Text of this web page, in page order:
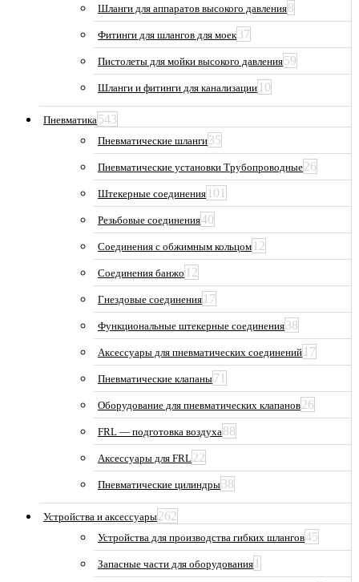
Шланги для аппаратов высокого давления8
Фитинги для шлангов для моек37
Пистолеты для мойки высокого давления59
Шланги и фитинги для канализации 10
Пневматика543
Пневматические шланги35
Пневматические установки Трубопроводные26
Штекерные соединения 101
Резьбовые соединения40
Соединения с обжимным кольцом 12
Соединения банжо 12
Гнездовые соединения 17
Функциональные штекерные соединения38
Аксессуары для пневматических соединений 17
Пневматические клапаны71
Оборудование для пневматических клапанов26
FRL — подготовка воздуха88
Аксессуары для FRL22
Пневматические цилиндры38
Устройства и аксессуары262
Устройства для производства гибких шлангов45
Запасные части для оборудования 1